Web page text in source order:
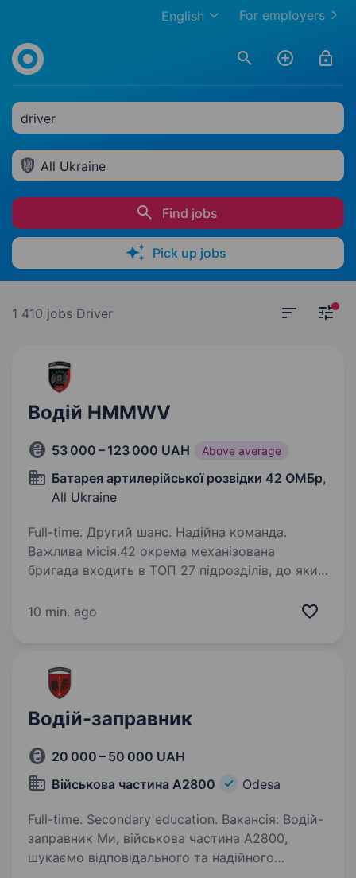
For employers
English
driver
All Ukraine
Find jobs
Pick up jobs
1 410 jobs Driver
Водій HMMWV
53 000 – 123 000 UAH Above average
Батарея артилерійської розвідки 42 ОМБр,
All Ukraine
Full-time. Другий шанс. Надійна команда.
Важлива місія.42 окрема механізована
бригада входить в ТОП 27 підрозділів, до яких
після самовільного залишення частини.
10 min. ago
Водій-заправник
20 000 – 50 000 UAH
Військова частина А2800
Odesa
Full-time. Secondary education. Вакансія: Водій-
заправник Ми, військова частина А2800,
шукаємо відповідального та надійного